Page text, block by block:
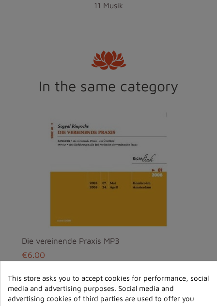
11 Musik
In the same category
Die vereinende Praxis MP3
€6.00
ajouter au
panier
This store asks you to accept cookies for performance, social
media and advertising purposes. Social media and
advertising cookies of third parties are used to offer you